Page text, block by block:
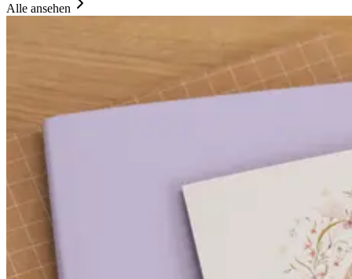
Alle ansehen